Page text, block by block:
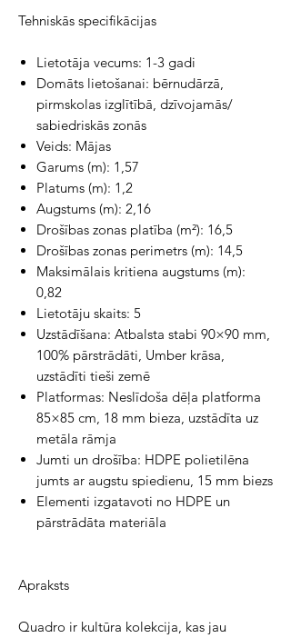
Tehniskās specifikācijas
Lietotāja vecums: 1-3 gadi
Domāts lietošanai: bērnudārzā,
pirmskolas izglītībā, dzīvojamās/
sabiedriskās zonās
Veids: Mājas
Garums (m): 1,57
Platums (m): 1,2
Augstums (m): 2,16
Drošības zonas platība (m²): 16,5
Drošības zonas perimetrs (m): 14,5
Maksimālais kritiena augstums (m):
0,82
Lietotāju skaits: 5
Uzstādīšana: Atbalsta stabi 90×90 mm,
100% pārstrādāti, Umber krāsa,
uzstādīti tieši zemē
Platformas: Neslīdoša dēļa platforma
85×85 cm, 18 mm bieza, uzstādīta uz
metāla rāmja
Jumti un drošība: HDPE polietilēna
jumts ar augstu spiedienu, 15 mm biezs
Elementi izgatavoti no HDPE un
pārstrādāta materiāla
Apraksts
Quadro ir kultūra kolekcija, kas jau